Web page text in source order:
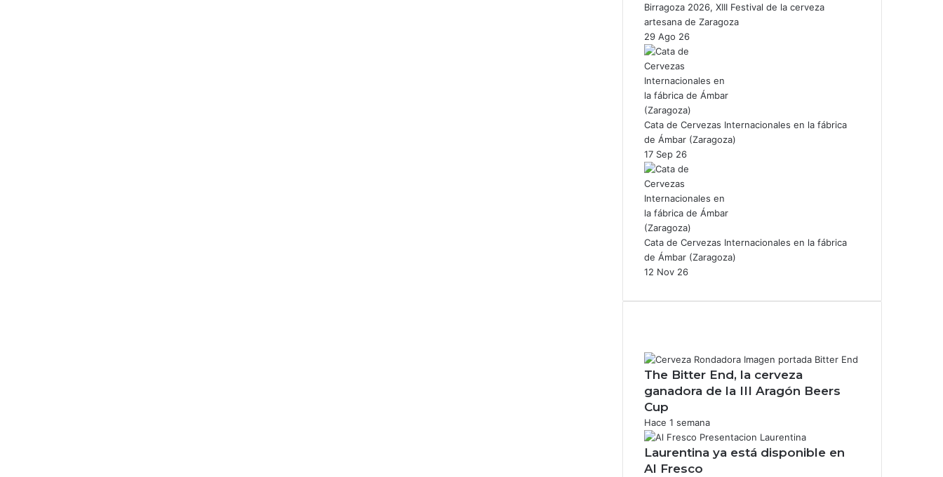
Birragoza 2026, XIII Festival de la cerveza
artesana de Zaragoza
29 Ago 26
Cata de Cervezas Internacionales en la fábrica
de Ámbar (Zaragoza)
17 Sep 26
Cata de Cervezas Internacionales en la fábrica
de Ámbar (Zaragoza)
12 Nov 26
The Bitter End, la cerveza
ganadora de la III Aragón Beers
Cup
Hace 1 semana
Laurentina ya está disponible en
Al Fresco